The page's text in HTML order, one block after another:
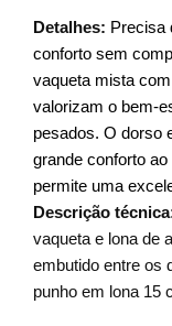
Detalhes: Precisa
conforto sem
vaqueta mista
valorizam o bem-
pesados. O dorso
grande conforto
permite uma
Descrição
vaqueta e lona de
embutido entre os
punho em lona 15